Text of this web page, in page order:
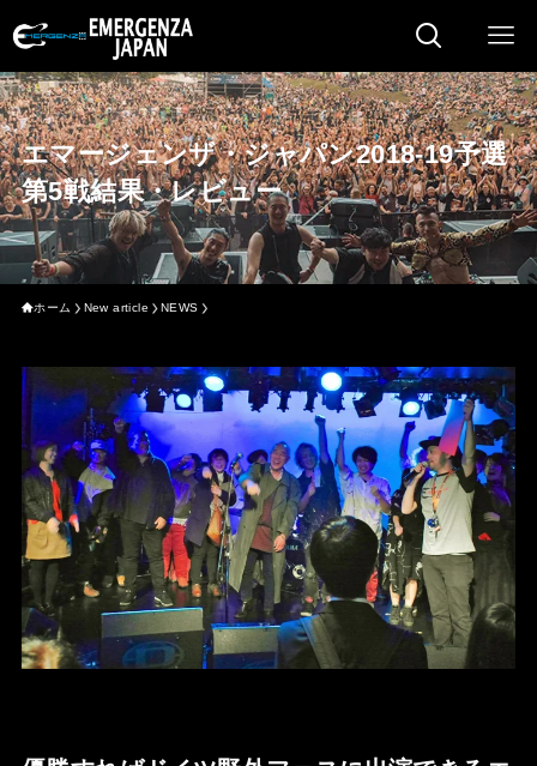
エマージェンザ・ジャパン2018-19予選
第5戦結果・レビュー
ホーム New article NEWS